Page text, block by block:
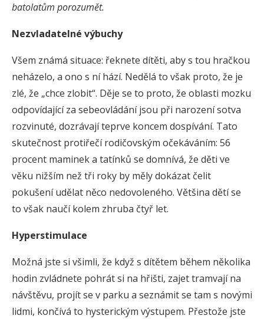
batolatům porozumět.
Nezvladatelné výbuchy
Všem známá situace: řeknete dítěti, aby s tou hračkou
neházelo, a ono s ní hází. Nedělá to však proto, že je
zlé, že „chce zlobit“. Děje se to proto, že oblasti mozku
odpovídající za sebeovládání jsou při narození sotva
rozvinuté, dozrávají teprve koncem dospívání. Tato
skutečnost protiřečí rodičovským očekáváním: 56
procent maminek a tatínků se domnívá, že děti ve
věku nižším než tři roky by měly dokázat čelit
pokušení udělat něco nedovoleného. Většina dětí se
to však naučí kolem zhruba čtyř let.
Hyperstimulace
Možná jste si všimli, že když s dítětem během několika
hodin zvládnete pohrát si na hřišti, zajet tramvají na
návštěvu, projít se v parku a seznámit se tam s novými
lidmi, končívá to hysterickým výstupem. Přestože jste